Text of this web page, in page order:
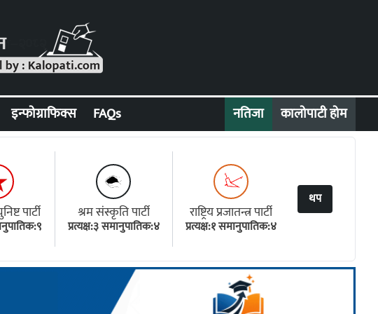
नतिजा कालोपाटी होम
इन्फोग्राफिक्स FAQs
पार्टी श्रम संस्कृति पार्टी
प्रत्यक्ष:३ समानुपातिक:४
राष्ट्रिय प्रजातन्त्र पार्टी
प्रत्यक्ष:१ समानुपातिक:४
थप